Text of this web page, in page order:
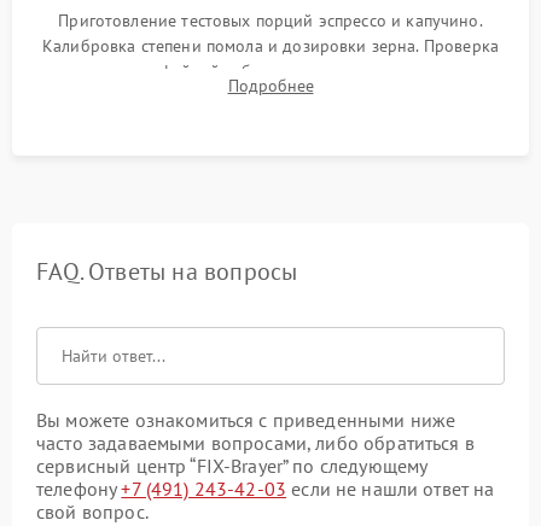
Приготовление тестовых порций эспрессо и капучино.
Калибровка степени помола и дозировки зерна. Проверка
плотности кофейной таблетки, температуры напитка и
качества молочной пены. Контроль отсутствия посторонних
Подробнее
FAQ. Ответы на вопросы
Вы можете ознакомиться с приведенными ниже
часто задаваемыми вопросами, либо обратиться в
сервисный центр “FIX-Brayer” по следующему
телефону+7 (491) 243-42-03 если не нашли ответ на
свой вопрос.